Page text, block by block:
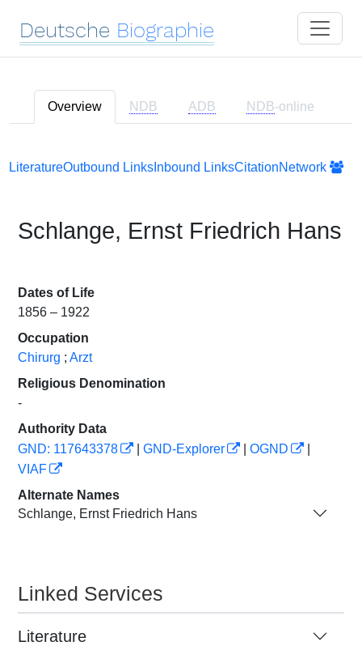
Deutsche Biographie
Overview NDB ADB NDB-online
LiteratureOutbound Links Inbound LinksCitationNetwork
Schlange, Ernst Friedrich Hans
Dates of Life
1856 – 1922
Occupation
Chirurg ; Arzt
Religious Denomination
-
Authority Data
GND: 117643378
GND-Explorer OGND
VIAF
Alternate Names
Schlange, Ernst Friedrich Hans
Linked Services
Literature